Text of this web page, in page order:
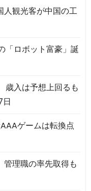
観光客が中国の工
「ロボット富豪」誕
入は予想上回るも
ゲームは転換点
理職の率先取得も